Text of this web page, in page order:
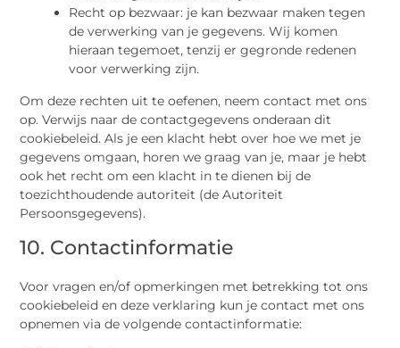
Recht op bezwaar: je kan bezwaar maken tegen
de verwerking van je gegevens. Wij komen
hieraan tegemoet, tenzij er gegronde redenen
voor verwerking zijn.
Om deze rechten uit te oefenen, neem contact met ons
op. Verwijs naar de contactgegevens onderaan dit
cookiebeleid. Als je een klacht hebt over hoe we met je
gegevens omgaan, horen we graag van je, maar je hebt
ook het recht om een klacht in te dienen bij de
toezichthoudende autoriteit (de Autoriteit
Persoonsgegevens).
10. Contactinformatie
Voor vragen en/of opmerkingen met betrekking tot ons
cookiebeleid en deze verklaring kun je contact met ons
opnemen via de volgende contactinformatie: